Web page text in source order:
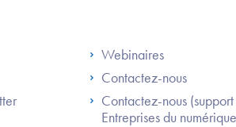
Footer Right
Webinaires
Contactez-nous
Contactez-nous
Entreprises du